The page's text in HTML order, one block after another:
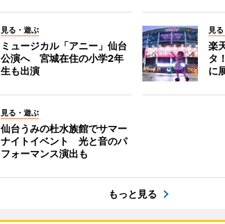
見る・遊ぶ
ミュージカル「アニー」仙台
公演へ 宮城在住の小学2年
生も出演
見
楽
タ
に
見る・遊ぶ
仙台うみの杜水族館でサマー
ナイトイベント 光と音のパ
フォーマンス演出も
もっと見る